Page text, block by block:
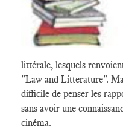
littérale, lesquels
"Law and Litterature".
difficile de penser les
sans avoir une
cinéma.